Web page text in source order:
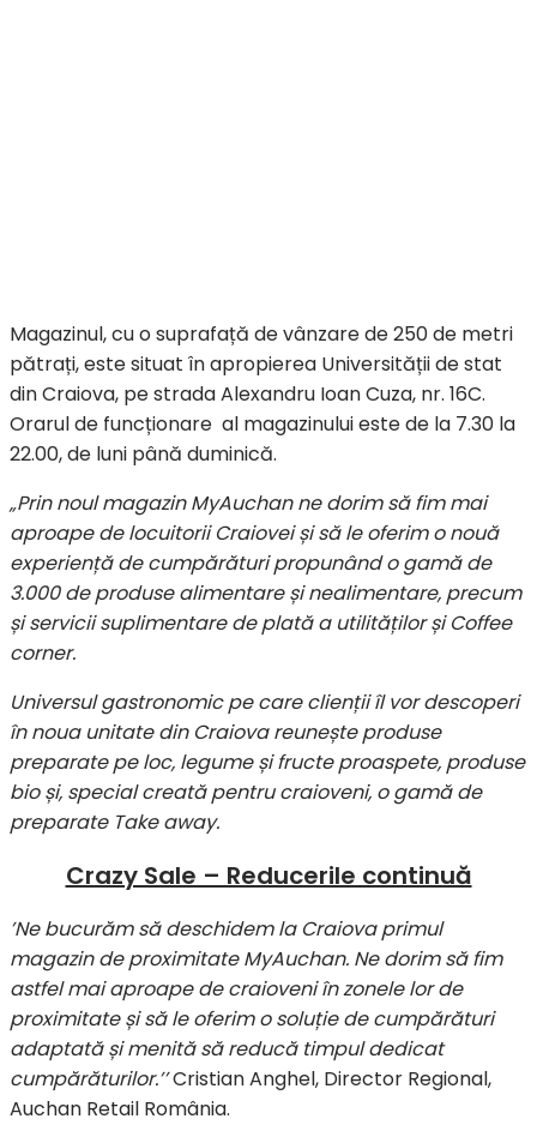
Magazinul, cu o suprafață de vânzare de 250 de metri
pătrați, este situat în apropierea Universității de stat
din Craiova, pe strada Alexandru Ioan Cuza, nr. 16C.
Orarul de funcționare al magazinului este de la 7.30 la
22.00, de luni până duminică.
„Prin noul magazin MyAuchan ne dorim să fim mai
aproape de locuitorii Craiovei și să le oferim o nouă
experiență de cumpărături propunând o gamă de
3.000 de produse alimentare și nealimentare, precum
și servicii suplimentare de plată a utilităților și Coffee
corner.
Universul gastronomic pe care clienții îl vor descoperi
în noua unitate din Craiova reunește produse
preparate pe loc, legume și fructe proaspete, produse
bio și, special creată pentru craioveni, o gamă de
preparate Take away.
Crazy Sale – Reducerile continuă
’Ne bucurăm să deschidem la Craiova primul
magazin de proximitate MyAuchan. Ne dorim să fim
astfel mai aproape de craioveni în zonele lor de
proximitate și să le oferim o soluție de cumpărături
adaptată și menită să reducă timpul dedicat
cumpărăturilor.’’Cristian Anghel, Director Regional,
Auchan Retail România.